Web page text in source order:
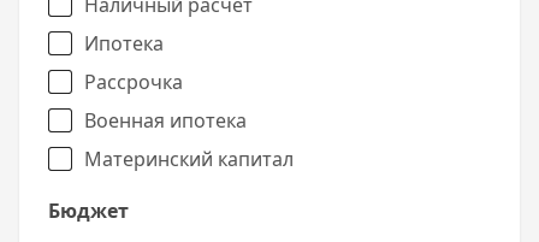
Ипотека
Рассрочка
Военная ипотека
Материнский капитал
Бюджет